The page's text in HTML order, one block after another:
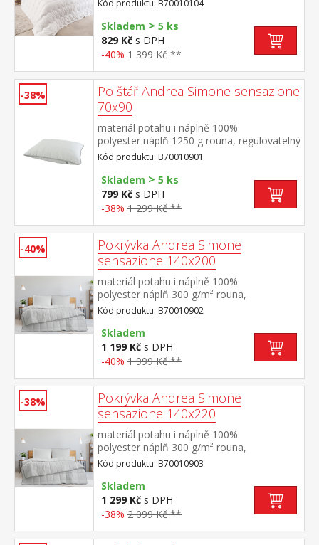
prošitá pratelná do 60 °C
Kód produktu: B70010104
Skladem > 5 ks
829 Kč s DPH
-40% 1 399 Kč **
-38%
Polštář Andrea Simone sensazione
70x90
materiál potahu i náplně 100%
polyester náplň 1250 g rouna, regulovatelný
obsah elegantně prošitý potah na zip
Kód produktu: B70010901
Skladem > 5 ks
799 Kč s DPH
-38% 1 299 Kč **
-40%
Pokrývka Andrea Simone
sensazione 140x200
materiál potahu i náplně 100%
polyester náplň 300 g/m² rouna,
termoregulační elegantně prošitý potah
Kód produktu: B70010902
Skladem
1 199 Kč s DPH
-40% 1 999 Kč **
-38%
Pokrývka Andrea Simone
sensazione 140x220
materiál potahu i náplně 100%
polyester náplň 300 g/m² rouna,
termoregulační elegantně prošitý potah
Kód produktu: B70010903
Skladem
1 299 Kč s DPH
-38% 2 099 Kč **